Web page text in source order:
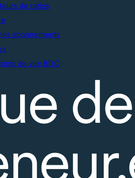
de ratios
abonnements
de vue BDC